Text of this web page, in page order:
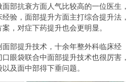
部抗衰方面人气比较高的一位医生，
验，面部提升方面主打综合提升法，
，对症下药提升也会更明显。
部提升技术，十余年整外科临床经
眼袋联合中面部提升技术也很厉害，
及面中部得下垂问题。